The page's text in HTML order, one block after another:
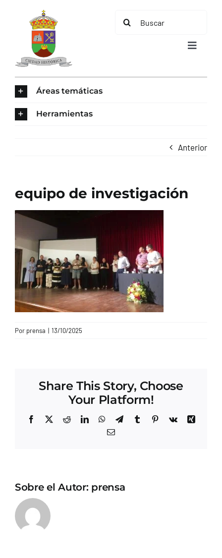
contenido
Buscar:
Toggle
TURISMO
CONTACTO
Áreas temáticas
Herramientas
Anterior
equipo de investigación
Por prensa | 13/10/2025
Share This Story, Choose
Your Platform!
Facebook
X RedditLinkedInWhatsApp
TelegramTumblrPinterest
Vk
Xing
Correo
Sobre el Autor: prensa